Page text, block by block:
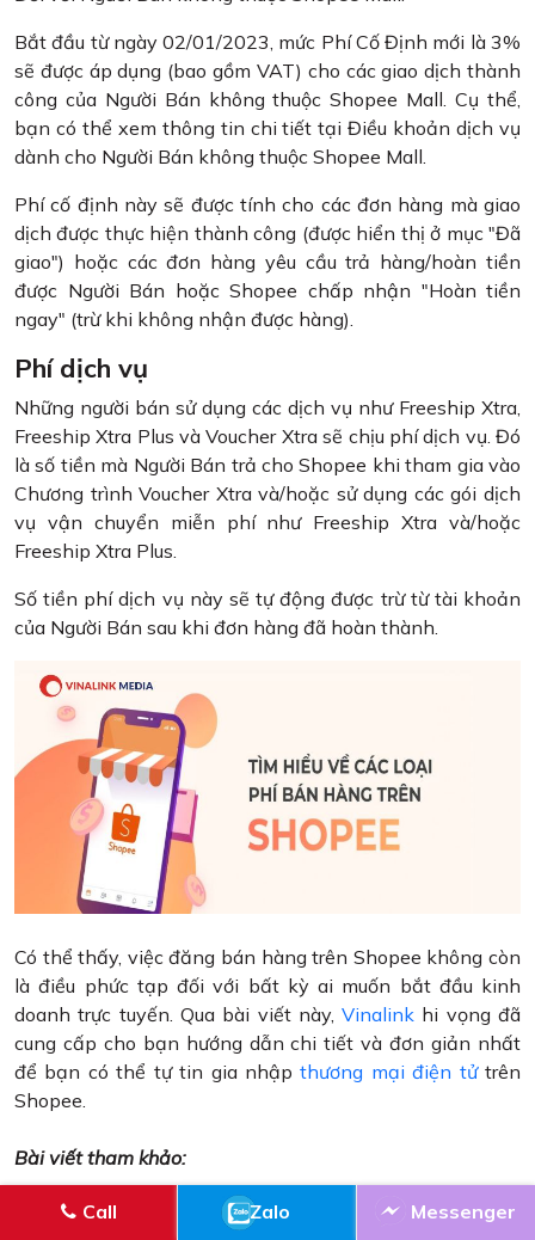
Bắt đầu từ ngày 02/01/2023, mức Phí Cố Định mới là 3%
sẽ được áp dụng (bao gồm VAT) cho các giao dịch thành
công của Người Bán không thuộc Shopee Mall. Cụ thể,
bạn có thể xem thông tin chi tiết tại Điều khoản dịch vụ
dành cho Người Bán không thuộc Shopee Mall.
Phí cố định này sẽ được tính cho các đơn hàng mà giao
dịch được thực hiện thành công (được hiển thị ở mục "Đã
giao") hoặc các đơn hàng yêu cầu trả hàng/hoàn tiền
được Người Bán hoặc Shopee chấp nhận "Hoàn tiền
ngay" (trừ khi không nhận được hàng).
Phí dịch vụ
Những người bán sử dụng các dịch vụ như Freeship Xtra,
Freeship Xtra Plus và Voucher Xtra sẽ chịu phí dịch vụ. Đó
là số tiền mà Người Bán trả cho Shopee khi tham gia vào
Chương trình Voucher Xtra và/hoặc sử dụng các gói dịch
vụ vận chuyển miễn phí như Freeship Xtra và/hoặc
Freeship Xtra Plus.
Số tiền phí dịch vụ này sẽ tự động được trừ từ tài khoản
của Người Bán sau khi đơn hàng đã hoàn thành.
Có thể thấy, việc đăng bán hàng trên Shopee không còn
là điều phức tạp đối với bất kỳ ai muốn bắt đầu kinh
doanh trực tuyến. Qua bài viết này,Vinalink hi vọng đã
cung cấp cho bạn hướng dẫn chi tiết và đơn giản nhất
để bạn có thể tự tin gia nhậpthương mại điện tửtrên
Shopee.
Bài viết tham khảo:
Dịch vụ tăng đơn shopee hiệu quả - an toàn -
chuyên nghiệp
Call Zalo Messenger